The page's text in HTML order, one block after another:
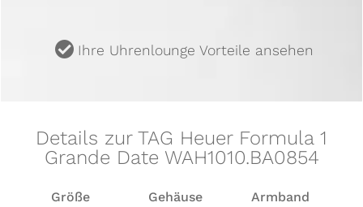
u Ihre Uhrenlounge Vorteile ansehen
Details zur TAG Heuer Formula 1
Grande Date WAH1010.BA0854
Größe Gehäuse Armband